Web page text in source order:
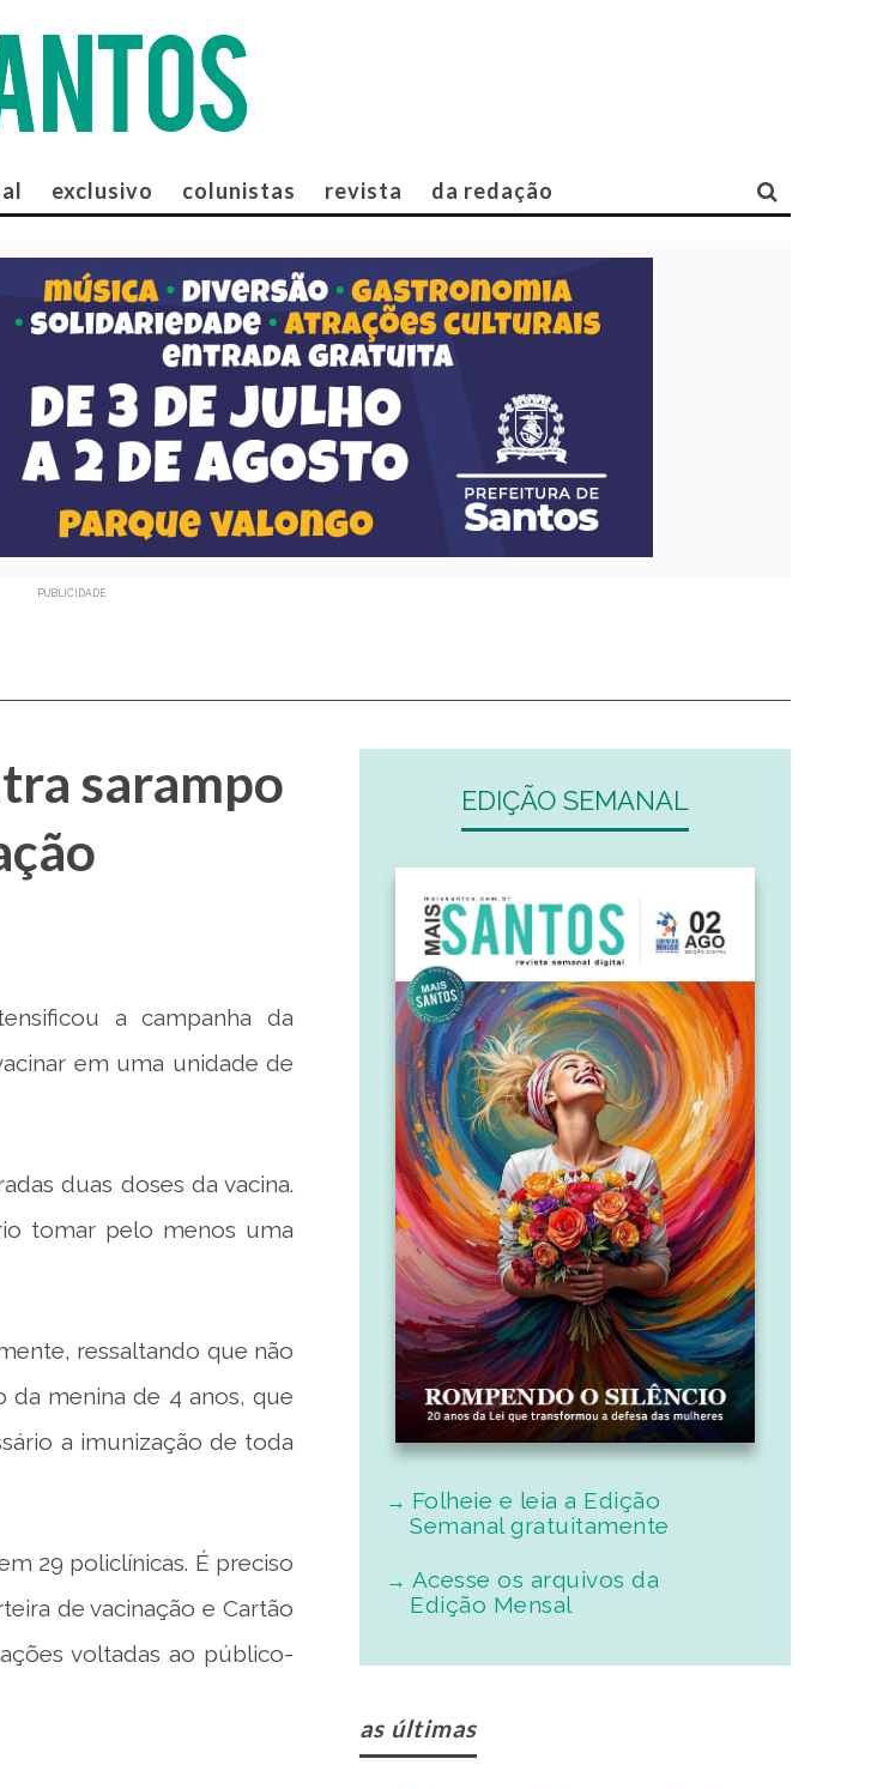
exclusivo colunistas revista da redação
PUBLICIDADE
sarampo
a campanha da
em uma unidade de
duas doses da vacina.
tomar pelo menos uma
ressaltando que não
da menina de 4 anos, que
a imunização de toda
29 policlínicas. É preciso
de vacinação e Cartão
voltadas ao público-
EDIÇÃO SEMANAL
Folheie e leia a Edição
Semanal gratuitamente
Acesse os arquivos da
Edição Mensal
as últimas